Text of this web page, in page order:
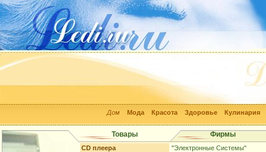
Дом Мода Красота Здоровье Кулинария
Товары Фирмы
CD плеера
"Электронные Системы"